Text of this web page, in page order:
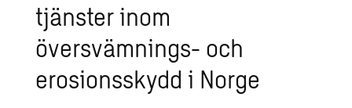
tjänster inom
översvämnings- och
erosionsskydd i Norge